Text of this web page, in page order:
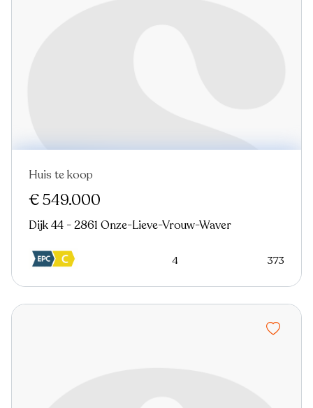
Huis te koop
€ 549.000
Dijk 44 - 2861 Onze-Lieve-Vrouw-Waver
4 373